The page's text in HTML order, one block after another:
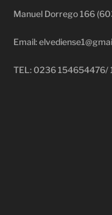
Manuel Dorrego 166
Email:
TEL: 0236 154654476/